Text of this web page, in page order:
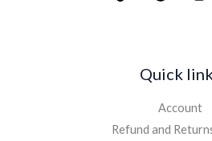
Quick
Account
Refund and